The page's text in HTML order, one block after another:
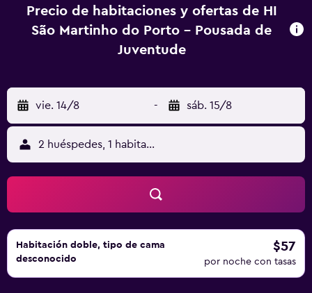
Precio de habitaciones y ofertas de HI
São Martinho do Porto - Pousada de
Juventude
vie. 14/8 - sáb. 15/8
2 huéspedes, 1 habitación
Habitación doble, tipo de cama
desconocido
$57
por noche con tasas